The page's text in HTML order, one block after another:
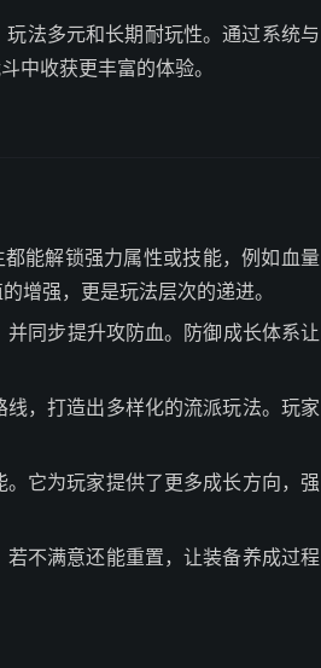
法多元和长期耐玩性。通过系统与
中收获更丰富的体验。
能解锁强力属性或技能，例如血量
增强，更是玩法层次的递进。
同步提升攻防血。防御成长体系让
，打造出多样化的流派玩法。玩家
它为玩家提供了更多成长方向，强
不满意还能重置，让装备养成过程